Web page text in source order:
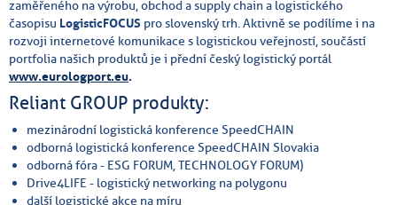
zaměřeného na výrobu, obchod a supply chain a logistického
časopisu LogisticFOCUS pro slovenský trh. Aktivně se podílíme i na
rozvoji internetové komunikace s logistickou veřejností, součástí
portfolia našich produktů je i přední český logistický portál
www.eurologport.eu.
Reliant GROUP produkty:
mezinárodní logistická konference SpeedCHAIN
odborná logistická konference SpeedCHAIN Slovakia
odborná fóra - ESG FORUM, TECHNOLOGY FORUM)
Drive4LIFE - logistický networking na polygonu
další logistické akce na míru